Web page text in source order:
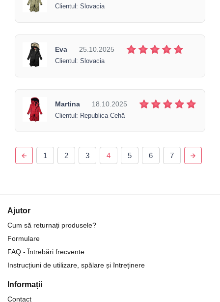
Clientul: Slovacia
Eva 25.10.2025
Clientul: Slovacia
Martina 18.10.2025
Clientul: Republica Cehă
1 2 3 4 5 6 7
Ajutor
Cum să returnați produsele?
Formulare
FAQ - Întrebări frecvente
Instrucțiuni de utilizare, spălare și întreținere
Informații
Contact